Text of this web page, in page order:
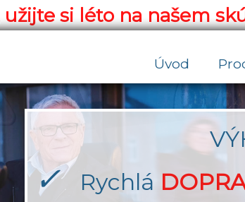
užijte si léto na našem
Úvod
✓ Rychlá